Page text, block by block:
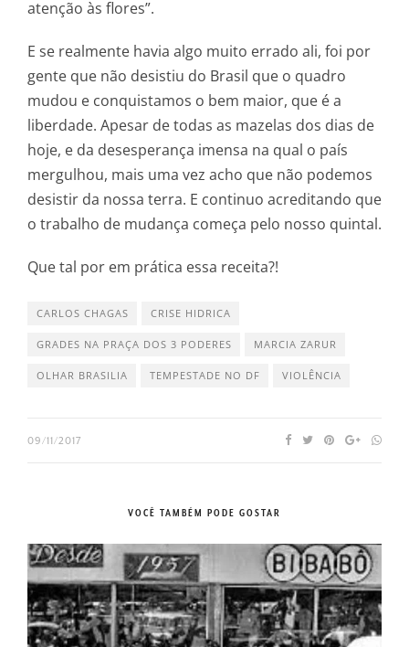
atenção às flores”.
E se realmente havia algo muito errado ali, foi por
gente que não desistiu do Brasil que o quadro
mudou e conquistamos o bem maior, que é a
liberdade. Apesar de todas as mazelas dos dias de
hoje, e da desesperança imensa na qual o país
mergulhou, mais uma vez acho que não podemos
desistir da nossa terra. E continuo acreditando que
o trabalho de mudança começa pelo nosso quintal.
Que tal por em prática essa receita?!
CARLOS CHAGAS CRISE HIDRICA
GRADES NA PRAÇA DOS 3 PODERES MARCIA ZARUR
OLHAR BRASILIA TEMPESTADE NO DF VIOLÊNCIA
09/11/2017
VOCÊ TAMBÉM PODE GOSTAR